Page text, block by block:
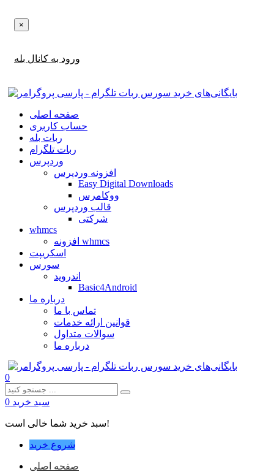
×
ورود به کانال بله
صفحه اصلی
حساب کاربری
ربات بله
ربات تلگرام
وردپرس
افزونه وردپرس
Easy Digital Downloads
ووکامرس
قالب وردپرس
شرکتی
whmcs
افزونه whmcs
اسکریپت
سورس
اندروید
Basic4Android
درباره ما
تماس با ما
قوانین ارائه خدمات
سوالات متداول
درباره ما
0
سبد خرید 0
سبد خرید شما خالی است!
شروع خرید
صفحه اصلی